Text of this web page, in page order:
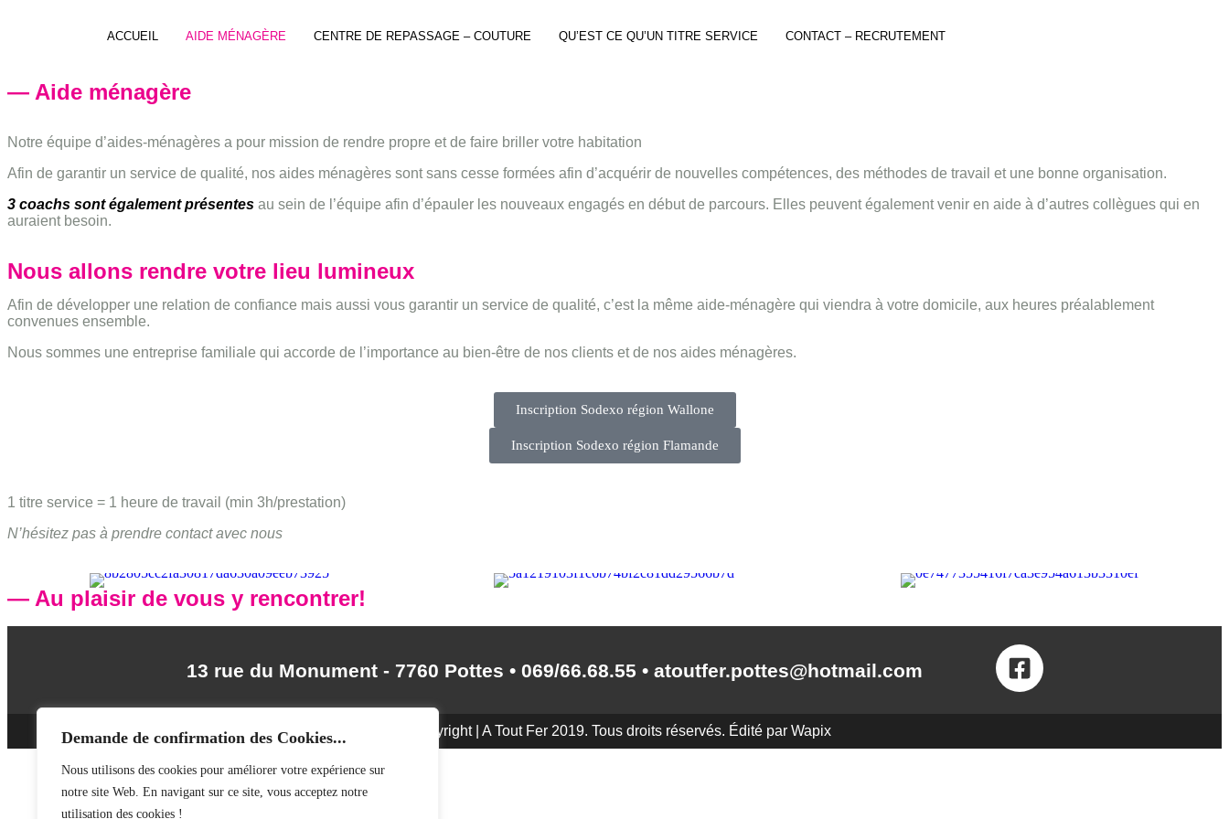
Demande de confirmation des Cookies...
Nous utilisons des cookies pour améliorer votre expérience sur
notre site Web. En navigant sur ce site, vous acceptez notre
utilisation des cookies !
ACCUEIL AIDE MÉNAGÈRE CENTRE DE REPASSAGE – COUTURE QU’EST CE QU’UN TITRE SERVICE CONTACT – RECRUTEMENT
— Aide ménagère
Notre équipe d’aides-ménagères a pour mission de rendre propre et de faire briller votre habitation
Afin de garantir un service de qualité, nos aides ménagères sont sans cesse formées afin d’acquérir de nouvelles compétences, des méthodes de travail et une bonne organisation.
3 coachs sont également présentes au sein de l’équipe afin d’épauler les nouveaux engagés en début de parcours. Elles peuvent également venir en aide à d’autres collègues qui en
auraient besoin.
Nous allons rendre votre lieu lumineux
Afin de développer une relation de confiance mais aussi vous garantir un service de qualité, c’est la même aide-ménagère qui viendra à votre domicile, aux heures préalablement
convenues ensemble.
Nous sommes une entreprise familiale qui accorde de l’importance au bien-être de nos clients et de nos aides ménagères.
Inscription Sodexo région Wallone
Inscription Sodexo région Flamande
1 titre service = 1 heure de travail (min 3h/prestation)
N’hésitez pas à prendre contact avec nous​​​​​​​
— Au plaisir de vous y rencontrer!
13 rue du Monument - 7760 Pottes • 069/66.68.55 • atoutfer.pottes@hotmail.com
©Copyright | A Tout Fer 2019. Tous droits réservés. Édité par Wapix